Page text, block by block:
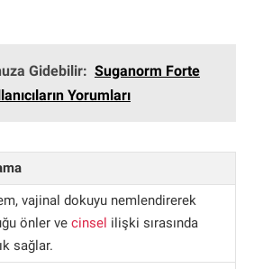
Gidebilir: Suganorm Forte
Yorumları
vajinal dokuyu nemlendirerek
önler ve cinsel ilişki sırasında
sağlar.